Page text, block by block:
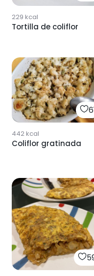
229 kcal
Tortilla de coliflor
442kcal
Coliflor gratinada